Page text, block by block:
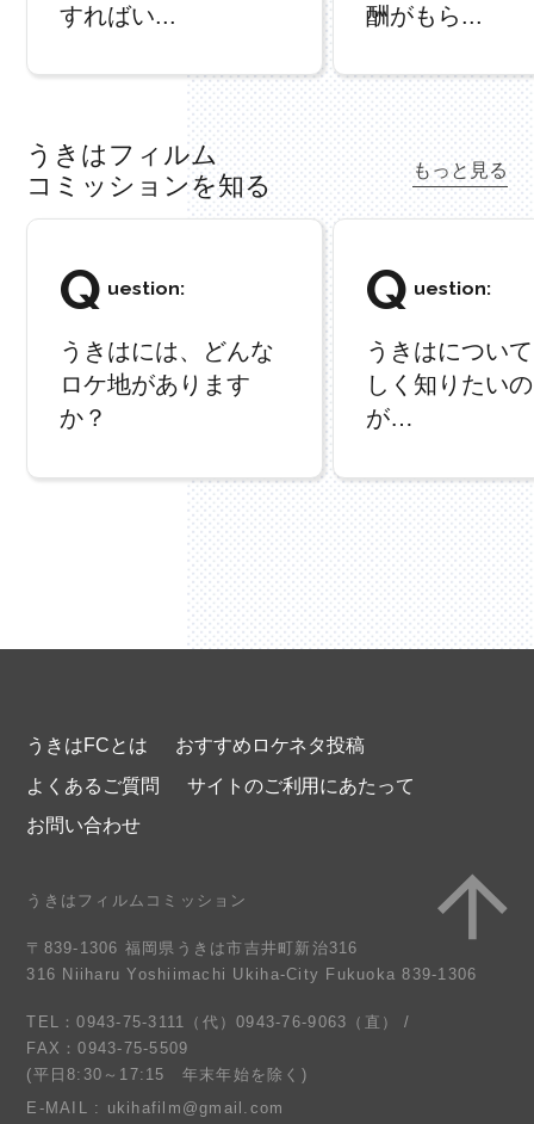
すればい...
酬がもら...
うきはフィルム
コミッションを知る
もっと見る
Q uestion:
うきはには、どんな
ロケ地があります
か？
Q uestion:
うきはについ
しく知りたい
が…
うきはFCとは
おすすめロケネタ投稿
よくあるご質問
サイトのご利用にあたって
お問い合わせ
うきはフィルムコミッション
〒839-1306 福岡県うきは市吉井町新治316
316 Niiharu Yoshiimachi Ukiha-City Fukuoka 839-1306
TEL：0943-75-3111（代）0943-76-9063（直） /
FAX：0943-75-5509
(平日8:30～17:15 年末年始を除く)
E-MAIL : ukihafilm@gmail.com